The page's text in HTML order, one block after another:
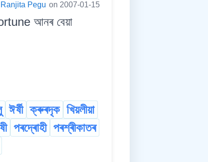
Ranjita Pegu on 2007-01-15
আনৰ বেয়া
ঈৰ্ষী ক্ৰুৰদৃক খিয়লীয়া
পৰদ্ৰোহী পৰশ্ৰীকাতৰ